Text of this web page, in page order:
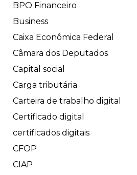
BPO Financeiro
Business
Caixa Econômica Federal
Câmara dos Deputados
Capital social
Carga tributária
Carteira de trabalho digital
Certificado digital
certificados digitais
CFOP
CIAP